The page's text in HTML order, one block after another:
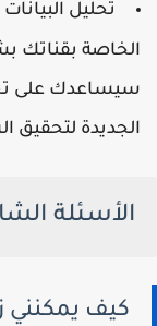
تحليل
الخاصة بقناتك
سيساعدك على
الجديدة لتحقيق
الأسئلة
كيف يمكنني